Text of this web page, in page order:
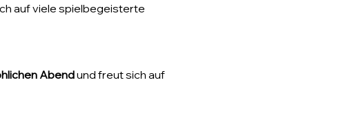
auf viele spielbegeisterte
Abend und freut sich auf